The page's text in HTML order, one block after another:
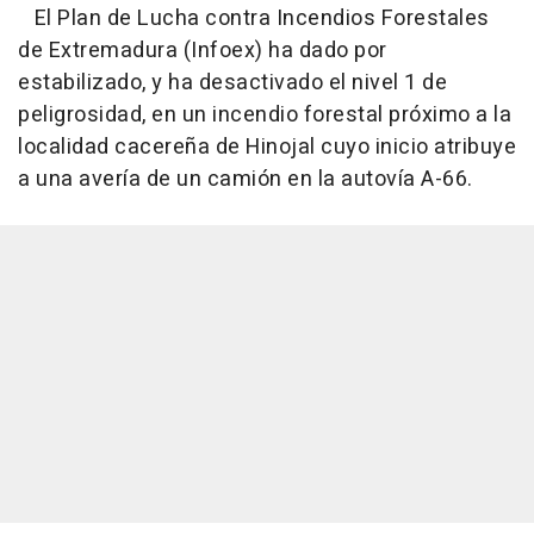
El Plan de Lucha contra Incendios Forestales
de Extremadura (Infoex) ha dado por
estabilizado, y ha desactivado el nivel 1 de
peligrosidad, en un incendio forestal próximo a la
localidad cacereña de Hinojal cuyo inicio atribuye
a una avería de un camión en la autovía A-66.